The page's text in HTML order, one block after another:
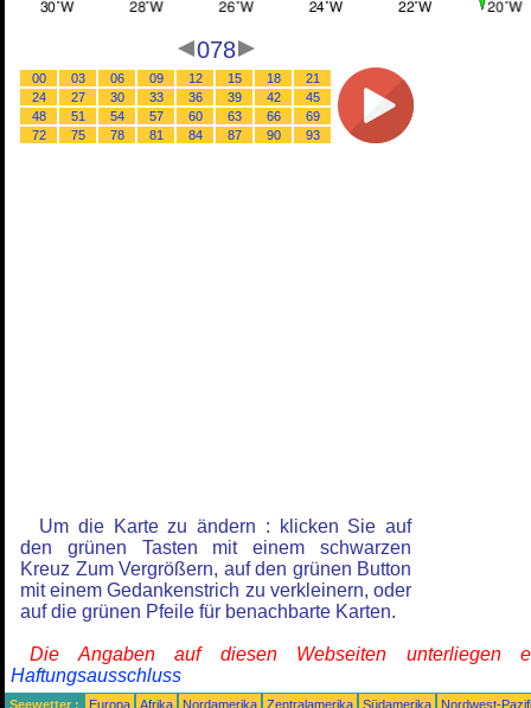
078
00 03 06 09 12 15 18
21
24
27 30 33 36 39 42
45
48
51 54 57 60 63 66
69
72
75 78 81 84 87 90 93
Um die Karte zu ändern : klicken Sie auf
den grünen Tasten mit einem schwarzen
Kreuz Zum Vergrößern, auf den grünen Button
mit einem Gedankenstrich zu verkleinern, oder
auf die grünen Pfeile für benachbarte Karten.
Die Angaben auf diesen Webseiten unterliegen
Haftungsausschluss
Seewetter : Europa Afrika Nordamerika Zentralamerika Südamerika
Nordwest-